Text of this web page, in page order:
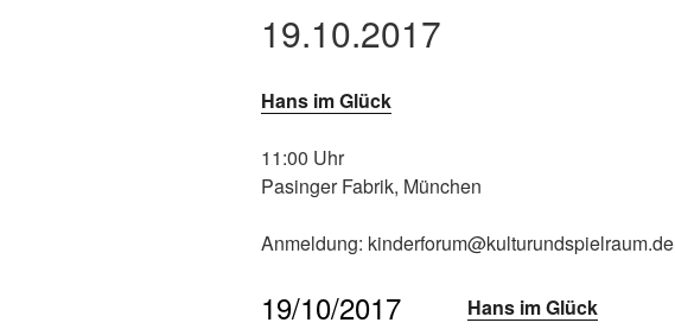
19.10.2017
Hans im Glück
11:00 Uhr
Pasinger Fabrik, München
Anmeldung: kinderforum@kulturundspielraum.de
19/10/2017 Hans im Glück